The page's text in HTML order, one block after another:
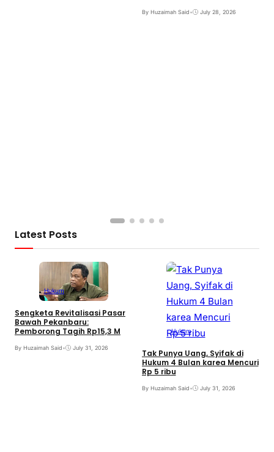
By Huzaimah Said• July 28, 2026
Latest Posts
Hukum
Sengketa Revitalisasi Pasar
Bawah Pekanbaru:
Pemborong Tagih Rp15,3 M
By Huzaimah Said• July 31, 2026
Hukum
Tak Punya Uang, Syifak di
Hukum 4 Bulan karea Mencuri
Rp 5 ribu
By Huzaimah Said• July 31, 2026